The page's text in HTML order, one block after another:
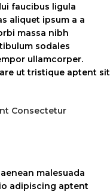
faucibus ligula
aliquet ipsum a a
massa nibh
sodales
ullamcorper.
ut tristique aptent sit
Consectetur
malesuada
adipiscing aptent